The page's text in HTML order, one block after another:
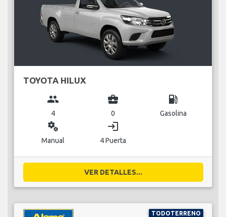
TOYOTA HILUX
group
4
business_center
0
local_gas_station
Gasolina
miscellaneous_services
Manual
login
4 Puerta
VER DETALLES...
TODOTERRENO